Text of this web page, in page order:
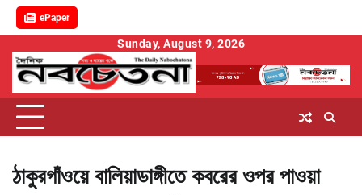
ePaper
content
Sunday, August 9, 2026
ঠাকুরগাঁওয়ে বালিয়াডাঙ্গীতে কবরের ওপর পাওয়া